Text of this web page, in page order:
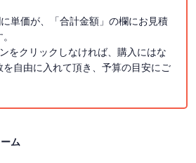
単価が、「合計金額」の欄にお見積
をクリックしなければ、購入にはな
を自由に入れて頂き、予算の目安にご
ム